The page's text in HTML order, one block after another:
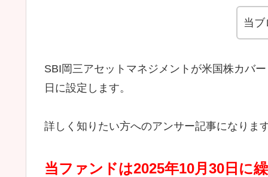
当ブ
SBI岡三アセットマネジメントが米国株カバ
日に設定します。
詳しく知りたい方へのアンサー記事になりま
当ファンドは2025年10月30日に